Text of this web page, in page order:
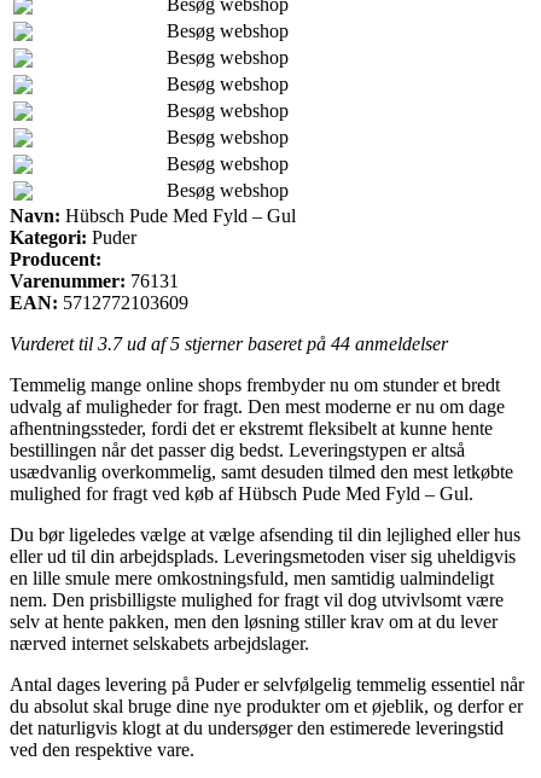
Besøg webshop
Besøg webshop
Besøg webshop
Besøg webshop
Besøg webshop
Besøg webshop
Besøg webshop
Navn: Hübsch Pude Med Fyld – Gul
Kategori: Puder
Producent:
Varenummer: 76131
EAN: 5712772103609
Vurderet til 3.7ud af 5 stjerner baseret på 44 anmeldelser
Temmelig mange online shops frembyder nu om stunder et bredt
udvalg af muligheder for fragt. Den mest moderne er nu om dage
afhentningssteder, fordi det er ekstremt fleksibelt at kunne hente
bestillingen når det passer dig bedst. Leveringstypen er altså
usædvanlig overkommelig, samt desuden tilmed den mest letkøbte
mulighed for fragt ved køb af Hübsch Pude Med Fyld – Gul.
Du bør ligeledes vælge at vælge afsending til din lejlighed eller hus
eller ud til din arbejdsplads. Leveringsmetoden viser sig uheldigvis
en lille smule mere omkostningsfuld, men samtidig ualmindeligt
nem. Den prisbilligste mulighed for fragt vil dog utvivlsomt være
selv at hente pakken, men den løsning stiller krav om at du lever
nærved internet selskabets arbejdslager.
Antal dages levering på Puder er selvfølgelig temmelig essentiel når
du absolut skal bruge dine nye produkter om et øjeblik, og derfor er
det naturligvis klogt at du undersøger den estimerede leveringstid
ved den respektive vare.